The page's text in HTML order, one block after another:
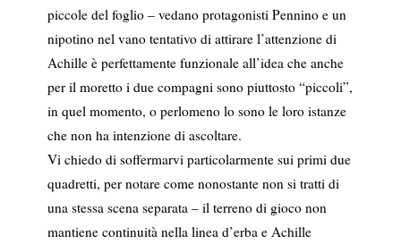
piccole del foglio – vedano protagonisti Pennino e un
nipotino nel vano tentativo di attirare l’attenzione di
Achille è perfettamente funzionale all’idea che anche
per il moretto i due compagni sono piuttosto “piccoli”,
in quel momento, o perlomeno lo sono le loro istanze
che non ha intenzione di ascoltare.
Vi chiedo di soffermarvi particolarmente sui primi due
quadretti, per notare come nonostante non si tratti di
una stessa scena separata – il terreno di gioco non
mantiene continuità nella linea d’erba e Achille